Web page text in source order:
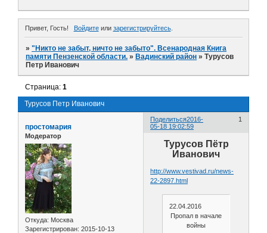
Привет, Гость! Войдитеили зарегистрируйтесь.
»"Никто не забыт, ничто не забыто". Всенародная Книга
памяти Пензенской области. » Вадинский район »Турусов
Петр Иванович
Турусов Петр Иванович
Страница:1
Поделиться 1
2016-
05-18 19:02:59
простомария
Модератор
Откуда: Москва
Зарегистрирован: 2015-10-13
Турусов Пётр
Иванович
http://www.vestivad.ru/news-
22-2897.html
22.04.2016
Пропал в начале
войны